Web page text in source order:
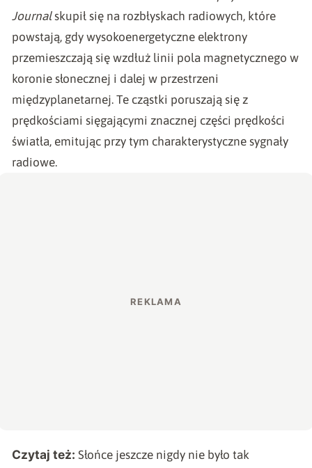
Journalskupił się na rozbłyskach radiowych, które
powstają, gdy wysokoenergetyczne elektrony
przemieszczają się wzdłuż linii pola magnetycznego w
koronie słonecznej i dalej w przestrzeni
międzyplanetarnej. Te cząstki poruszają się z
prędkościami sięgającymi znacznej części prędkości
światła, emitując przy tym charakterystyczne sygnały
radiowe.
Czytaj też: Słońce jeszcze nigdy nie było tak